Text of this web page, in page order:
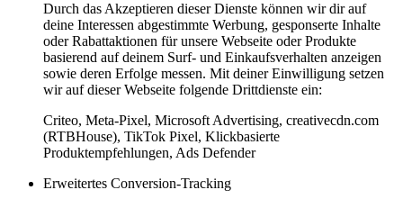
Durch das Akzeptieren dieser Dienste können wir dir auf
deine Interessen abgestimmte Werbung, gesponserte Inhalte
oder Rabattaktionen für unsere Webseite oder Produkte
basierend auf deinem Surf- und Einkaufsverhalten anzeigen
sowie deren Erfolge messen. Mit deiner Einwilligung setzen
wir auf dieser Webseite folgende Drittdienste ein:
Criteo, Meta-Pixel, Microsoft Advertising, creativecdn.com
(RTBHouse), TikTok Pixel, Klickbasierte
Produktempfehlungen, Ads Defender
Erweitertes Conversion-Tracking